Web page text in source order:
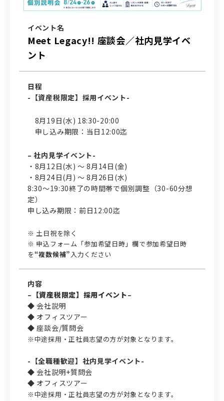
イベント名
Meet Legacy!! 座談会／社内見学イベ
ント
日程
-【資産税限定】採用イベント-
8月19日(水) 18:30-20:00
申し込み期限：当日12:00迄
– 社内見学イベント-
・8月12日(水) ～ 8月14日(金)
・8月24日(月) ～ 8月26日(水)
8:30～19:30終了の時間帯で個別調整（30-60分想
定）
申し込み期限：前日12:00迄
※ 土日祝を除く
※ 申込フォーム「参加希望日時」欄で参加希望日時
を“複数候補”入力ください
内容
– 【資産税限定】採用イベント–
◆ 会社説明
◆ オフィスツアー
◆ 座談会/質問会
※中途採用・正社員志望の方が対象となります。
-【全職種歓迎】社内見学イベント-
◆ 会社説明+質問会
◆ オフィスツアー
※中途採用・正社員志望の方が対象となります。